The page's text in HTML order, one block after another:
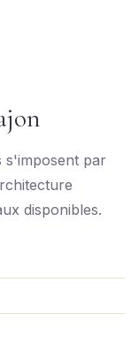
s'imposent par
disponibles.